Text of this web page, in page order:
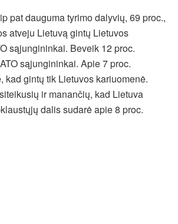
pat dauguma tyrimo dalyvių, 69 proc.,
atveju Lietuvą gintų Lietuvos
sąjungininkai. Beveik 12 proc.
sąjungininkai. Apie 7 proc.
kad gintų tik Lietuvos kariuomenė.
ir manančių, kad Lietuva
dalis sudarė apie 8 proc.